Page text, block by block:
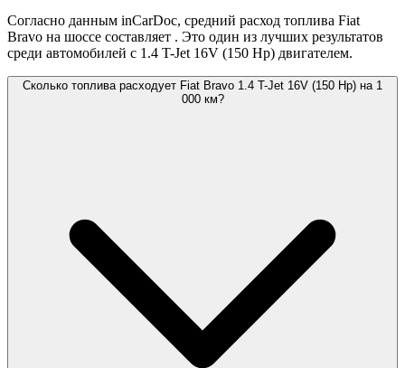
Согласно данным inCarDoc, средний расход топлива Fiat
Bravo на шоссе составляет . Это один из лучших результатов
среди автомобилей с 1.4 T-Jet 16V (150 Hp) двигателем.
Сколько топлива расходует Fiat Bravo 1.4 T-Jet 16V (150 Hp) на 1
000 км?